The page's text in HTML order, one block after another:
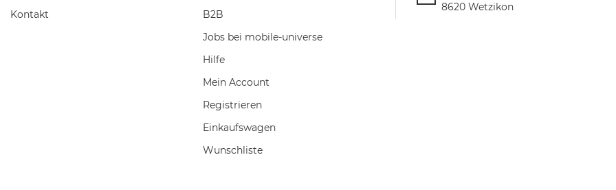
Kontakt
B2B
Jobs bei mobile-universe
Hilfe
Mein Account
Registrieren
Einkaufswagen
Wunschliste
8620 Wetzikon